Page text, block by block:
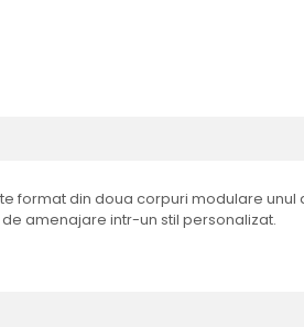
format din doua corpuri modulare
amenajare intr-un stil personalizat.